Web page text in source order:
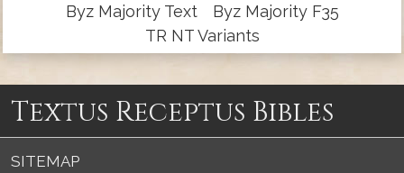
Byz Majority Text
Byz Majority F35
TR NT Variants
Textus Receptus Bibles
SITEMAP